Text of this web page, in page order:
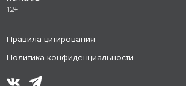
12+
Правила цитирования
Политика конфиденциальности